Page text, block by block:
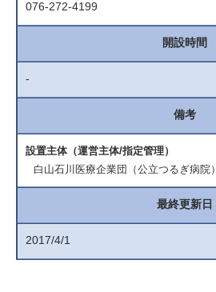
076-272-4199
開設時間
-
備考
設置主体（運営主体/指定管理）
白山石川医療企業団（公立つるぎ病院）
最終更新日
2017/4/1